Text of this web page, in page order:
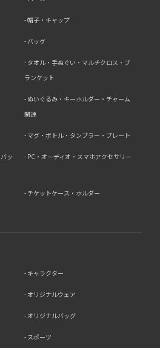
帽子・キャップ
バッグ
タオル・手ぬぐい・マルチクロス・ブ
ランケット
ぬいぐるみ・キーホルダー・チャーム
関連
マグ・ボトル・タンブラー・プレート
ッ
PC・オーディオ・スマホアクセサリー
チケットケース・ホルダー
キャラクター
オリジナルウェア
オリジナルバッグ
スポーツ